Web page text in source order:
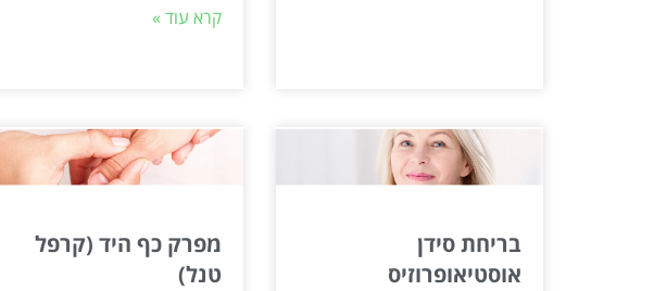
קרא עוד »
בריחת סידן
אוסטיאופרוזיס
מפרק כף היד (קרפל
טנל)